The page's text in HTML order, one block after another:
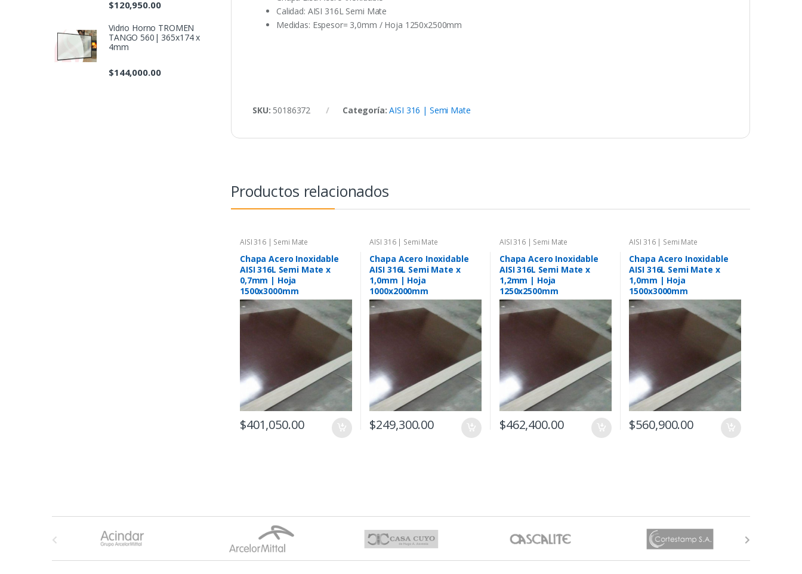
Calidad: AISI 316L Semi Mate
Medidas: Espesor= 3,0mm / Hoja 1250x2500mm
SKU: 50186372 Categoría:AISI 316 | Semi Mate
Productos relacionados
AISI 316 | Semi Mate
Chapa Acero Inoxidable
AISI 316L Semi Mate x
0,7mm | Hoja
1500x3000mm
$401,050.00
AISI 316 | Semi Mate
Chapa Acero Inoxidable
AISI 316L Semi Mate x
1,0mm | Hoja
1000x2000mm
$249,300.00
AISI 316 | Semi Mate
Chapa Acero Inoxidable
AISI 316L Semi Mate x
1,2mm | Hoja
1250x2500mm
$462,400.00
AISI 316 | Semi Mate
Chapa Acero Inoxidable
AISI 316L Semi Mate x
1,0mm | Hoja
1500x3000mm
$560,900.00
$120,950.00
Vidrio Horno TROMEN
TANGO 560| 365x174 x
4mm
$144,000.00